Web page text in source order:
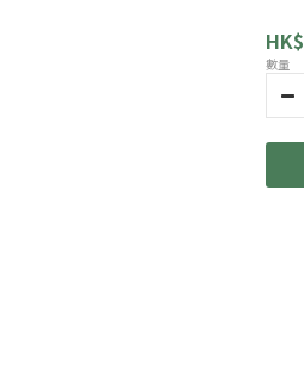
數量